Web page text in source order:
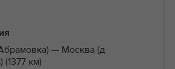
— Москва (д
км)